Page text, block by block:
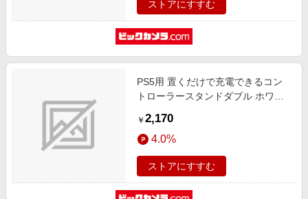
旅行・レジャー・ホテル予約
金融・マネー・保険
デジタルコンテンツ
ビジネス・その他サービス
わくわく夏特集
とことん買い物チャレンジ
Samsung ボーナスキャンペーン
週末の高還元 夏の長期版
ストアにすすむ
PS5用 置くだけで充電できるコン
トローラースタンドダブル ホワイ
￥ 2,170
4.0%
ストアにすすむ